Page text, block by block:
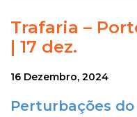
Trafaria –
| 17 dez.
16 Dezembro, 2024
Perturbações